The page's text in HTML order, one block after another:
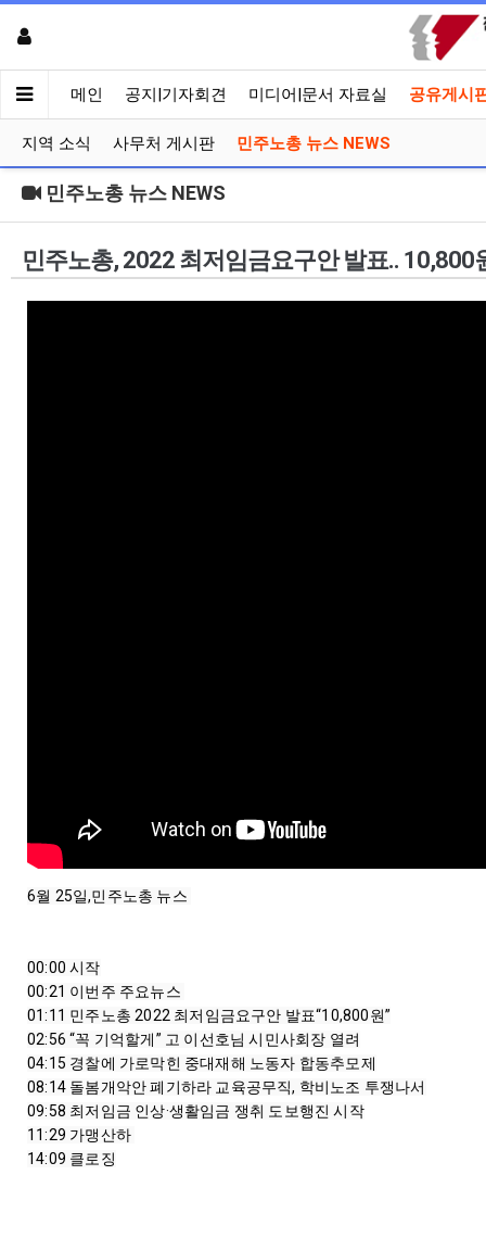
메인 공지|기자회견 미디어|문서 자료실 공유게시
지역 소식 사무처 게시판 민주노총 뉴스 NEWS
민주노총 뉴스 NEWS
민주노총, 2022 최저임금요구안 발표.. 10,800
6월 25일,민주노총 뉴스
00:00
00:21
01:11
02:56
04:15
08:14
09:58
최저임금 인상·생활임금 쟁취 도보행진 시작
11:29
14:09 클로징